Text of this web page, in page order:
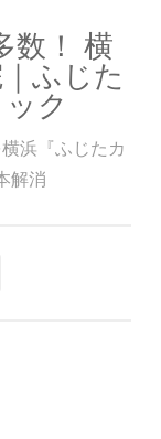
数！ 横
ふじた
ク
浜『ふじたカ
解消